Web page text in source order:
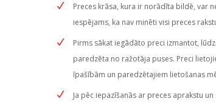
Preces krāsa, kura ir norādīta bildē, var
iespējams, ka nav minēti visi preces
Pirms sākat iegādāto preci izmantot,
paredzēta no ražotāja puses. Preci
īpašībām un paredzētajiem lietošanas
Ja pēc iepazīšanās ar preces aprakstu